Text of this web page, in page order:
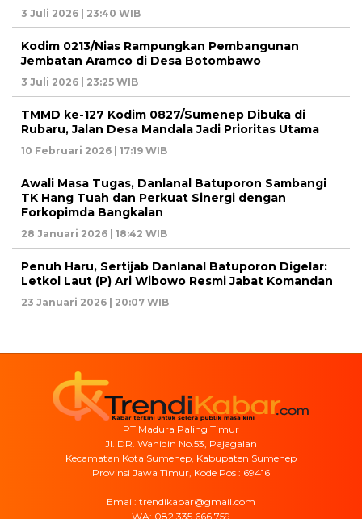
3 Juli 2026 | 23:40 WIB
Kodim 0213/Nias Rampungkan Pembangunan
Jembatan Aramco di Desa Botombawo
3 Juli 2026 | 23:25 WIB
TMMD ke-127 Kodim 0827/Sumenep Dibuka di
Rubaru, Jalan Desa Mandala Jadi Prioritas Utama
10 Februari 2026 | 17:19 WIB
Awali Masa Tugas, Danlanal Batuporon Sambangi
TK Hang Tuah dan Perkuat Sinergi dengan
Forkopimda Bangkalan
28 Januari 2026 | 18:42 WIB
Penuh Haru, Sertijab Danlanal Batuporon Digelar:
Letkol Laut (P) Ari Wibowo Resmi Jabat Komandan
23 Januari 2026 | 20:07 WIB
PT Madura Paling Timur
Jl. DR. Wahidin No.53, Pajagalan
Kecamatan Kota Sumenep, Kabupaten Sumenep
Provinsi Jawa Timur, Kode Pos : 69416
Email: trendikabar@gmail.com
WA: 082 335 666 759